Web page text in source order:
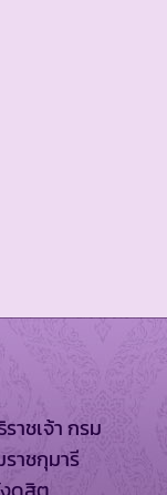
าชเจ้า กรม
าชกุมารี